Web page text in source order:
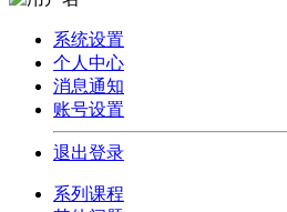
系统设置
个人中心
消息通知
账号设置
退出登录
系列课程